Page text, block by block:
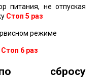
питания, не отпуская
Стоп 5 раз
режиме
Стоп 6 раз
сбросу